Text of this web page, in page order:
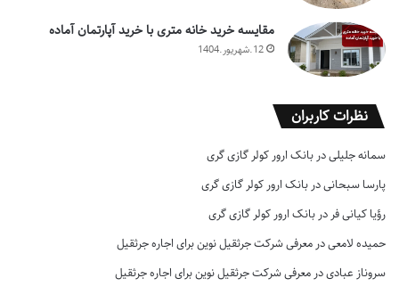
مقایسه خرید خانه متری با خرید آپارتمان آماده
12.شهریور.1404
نظرات کاربران
سمانه جلیلیدر بانک ارور کولر گازی گری
پارسا سبحانیدر بانک ارور کولر گازی گری
رؤیا کیانی فر در بانک ارور کولر گازی گری
حمیده لامعیدر معرفی شرکت جرثقیل نوین برای اجاره جرثقیل
سروناز عبادیدر معرفی شرکت جرثقیل نوین برای اجاره جرثقیل